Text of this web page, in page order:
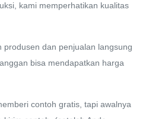
kami memperhatikan kualitas
produsen dan penjualan langsung
bisa mendapatkan harga
contoh gratis, tapi awalnya